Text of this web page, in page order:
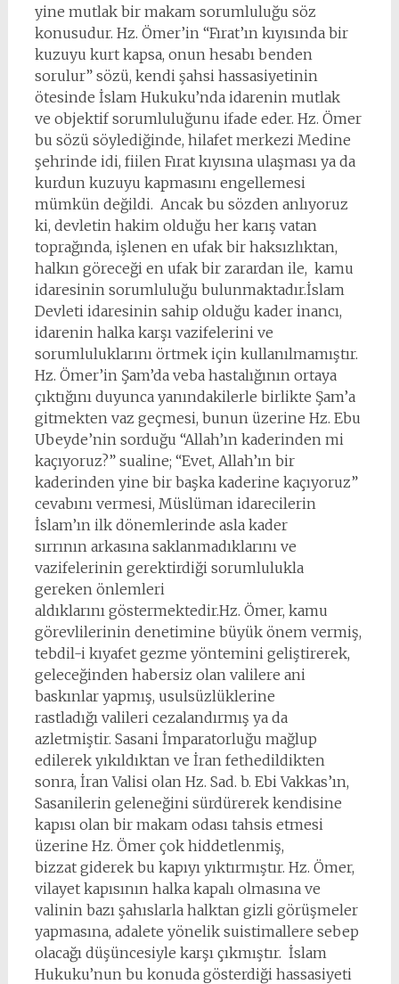
yine mutlak bir makam sorumluluğu söz
konusudur. Hz. Ömer’in “Fırat’ın kıyısında bir
kuzuyu kurt kapsa, onun hesabı benden
sorulur” sözü, kendi şahsi hassasiyetinin
ötesinde İslam Hukuku’nda idarenin mutlak
ve objektif sorumluluğunu ifade eder. Hz. Ömer
bu sözü söylediğinde, hilafet merkezi Medine
şehrinde idi, fiilen Fırat kıyısına ulaşması ya da
kurdun kuzuyu kapmasını engellemesi
mümkün değildi. Ancak bu sözden anlıyoruz
ki, devletin hakim olduğu her karış vatan
toprağında, işlenen en ufak bir haksızlıktan,
halkın göreceği en ufak bir zarardan ile, kamu
idaresinin sorumluluğu bulunmaktadır.İslam
Devleti idaresinin sahip olduğu kader inancı,
idarenin halka karşı vazifelerini ve
sorumluluklarını örtmek için kullanılmamıştır.
Hz. Ömer’in Şam’da veba hastalığının ortaya
çıktığını duyunca yanındakilerle birlikte Şam’a
gitmekten vaz geçmesi, bunun üzerine Hz. Ebu
Ubeyde’nin sorduğu “Allah’ın kaderinden mi
kaçıyoruz?” sualine; “Evet, Allah’ın bir
kaderinden yine bir başka kaderine kaçıyoruz”
cevabını vermesi, Müslüman idarecilerin
İslam’ın ilk dönemlerinde asla kader
sırrının arkasına saklanmadıklarını ve
vazifelerinin gerektirdiği sorumlulukla
gereken önlemleri
aldıklarını göstermektedir.Hz. Ömer, kamu
görevlilerinin denetimine büyük önem vermiş,
tebdil-i kıyafet gezme yöntemini geliştirerek,
geleceğinden habersiz olan valilere ani
baskınlar yapmış, usulsüzlüklerine
rastladığı valileri cezalandırmış ya da
azletmiştir. Sasani İmparatorluğu mağlup
edilerek yıkıldıktan ve İran fethedildikten
sonra, İran Valisi olan Hz. Sad. b. Ebi Vakkas’ın,
Sasanilerin geleneğini sürdürerek kendisine
kapısı olan bir makam odası tahsis etmesi
üzerine Hz. Ömer çok hiddetlenmiş,
bizzat giderek bu kapıyı yıktırmıştır. Hz. Ömer,
vilayet kapısının halka kapalı olmasına ve
valinin bazı şahıslarla halktan gizli görüşmeler
yapmasına, adalete yönelik suistimallere sebep
olacağı düşüncesiyle karşı çıkmıştır. İslam
Hukuku’nun bu konuda gösterdiği hassasiyeti